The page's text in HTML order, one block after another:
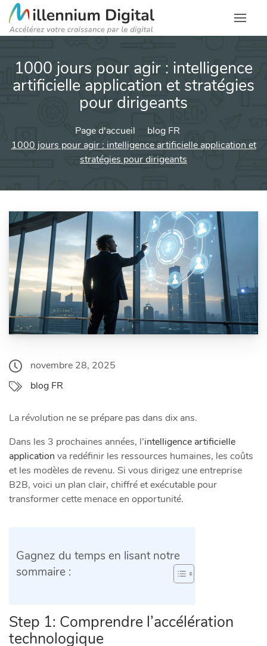
1000 jours pour agir : intelligence
artificielle application et stratégies
pour dirigeants
Page d'accueil
blog FR
1000 jours pour agir : intelligence artificielle application et
stratégies pour dirigeants
novembre 28, 2025
blog FR
La révolution ne se prépare pas dans dix ans.
Dans les 3 prochaines années, l’intelligence artificielle
application va redéfinir les ressources humaines, les coûts
et les modèles de revenu. Si vous dirigez une entreprise
B2B, voici un plan clair, chiffré et exécutable pour
transformer cette menace en opportunité.
Gagnez du temps en lisant notre
sommaire :
Step 1: Comprendre l’accélération
technologique